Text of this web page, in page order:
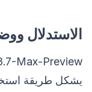
الاستدلال
يشكل طريقة